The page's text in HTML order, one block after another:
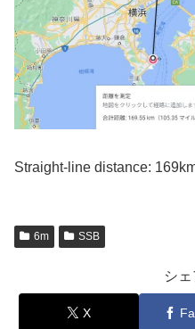
Straight-line distance:
6m SSB
シ
X